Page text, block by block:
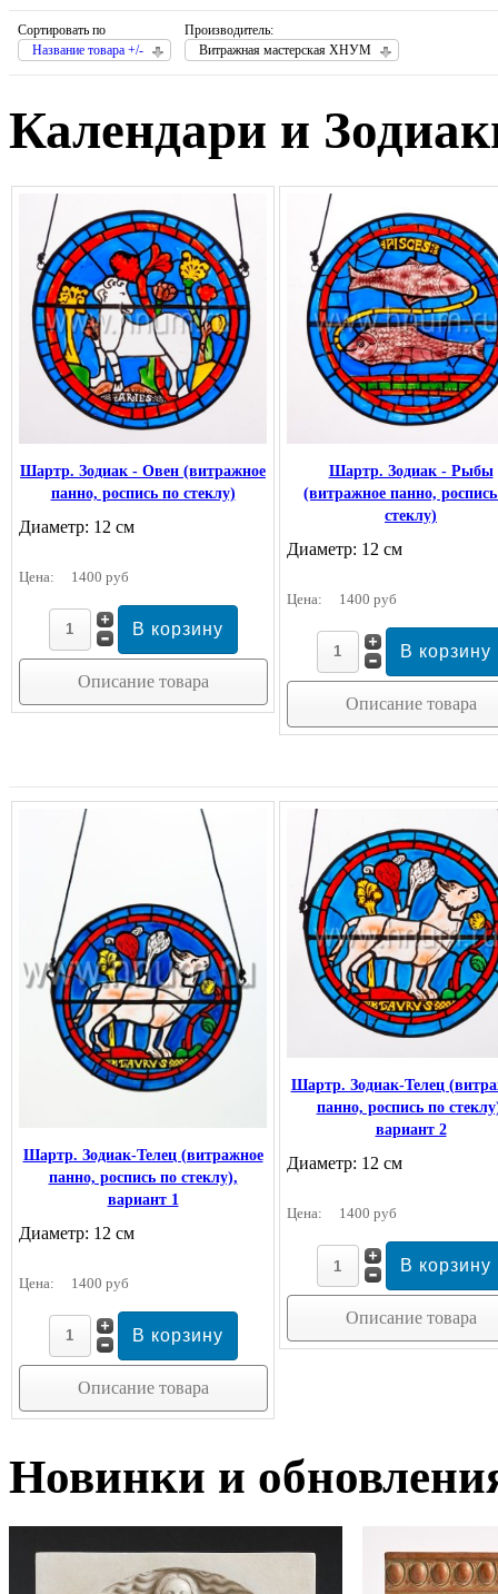
Сортировать по
Название товара +/-
Производитель:
Витражная мастерская ХНУМ
Календари и
Шартр. Зодиак - Овен (витражное
панно, роспись по стеклу)
Диаметр: 12 см
Цена: 1400 руб
Описание товара
Шартр. Зодиак - Рыбы
(витражное панно,
стеклу)
Диаметр: 12 см
Цена: 1400 руб
Описание товара
Шартр. Зодиак-Телец (витражное
панно, роспись по стеклу),
вариант 1
Диаметр: 12 см
Цена: 1400 руб
Описание товара
Шартр. Зодиак-Телец
панно, роспись по
вариант 2
Диаметр: 12 см
Цена: 1400 руб
Описание товара
Новинки и